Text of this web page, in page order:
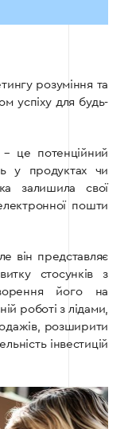
розуміння та
успіху для будь-
– це потенційний
у продуктах чи
залишила свої
пошти
він представляє
стосунків з
його на
роботі з лідами,
розширити
інвестицій